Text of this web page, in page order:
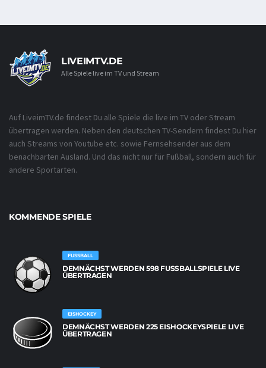
LIVEIMTV.DE
Alle Spiele live im TV und Stream
Auf LiveimTV.de findest Du alle Spiele die live im TV oder Stream
übertragen werden. Neben den deutschen TV-Sendern findest Du hier
auch Streams von Youtube etc. sowie Fernsehsender aus dem
benachbarten Ausland. Und das nicht nur für Fußball, sondern auch für
andere Sportarten.
KOMMENDE SPIELE
FUSSBALL
DEMNÄCHST WERDEN 598 FUSSBALLSPIELE LIVE Ü
BERTRAGEN
EISHOCKEY
DEMNÄCHST WERDEN 225 EISHOCKEYSPIELE LIVE
ÜBERTRAGEN